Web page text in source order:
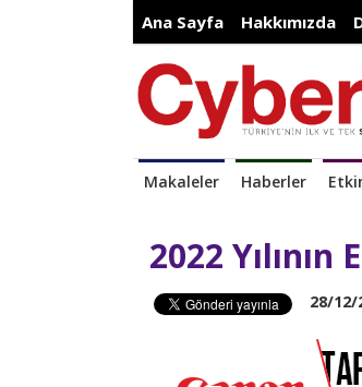
Ana Sayfa Hakkımızda
Makaleler Haberler
2022 Yılının
28/12/